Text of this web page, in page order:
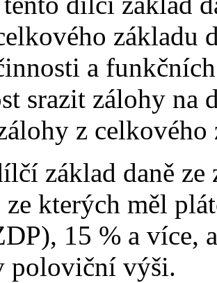
základu
a
srazit zálohy na
z celkového
základ daně ze
kterých měl
15 % a více,
poloviční výši.